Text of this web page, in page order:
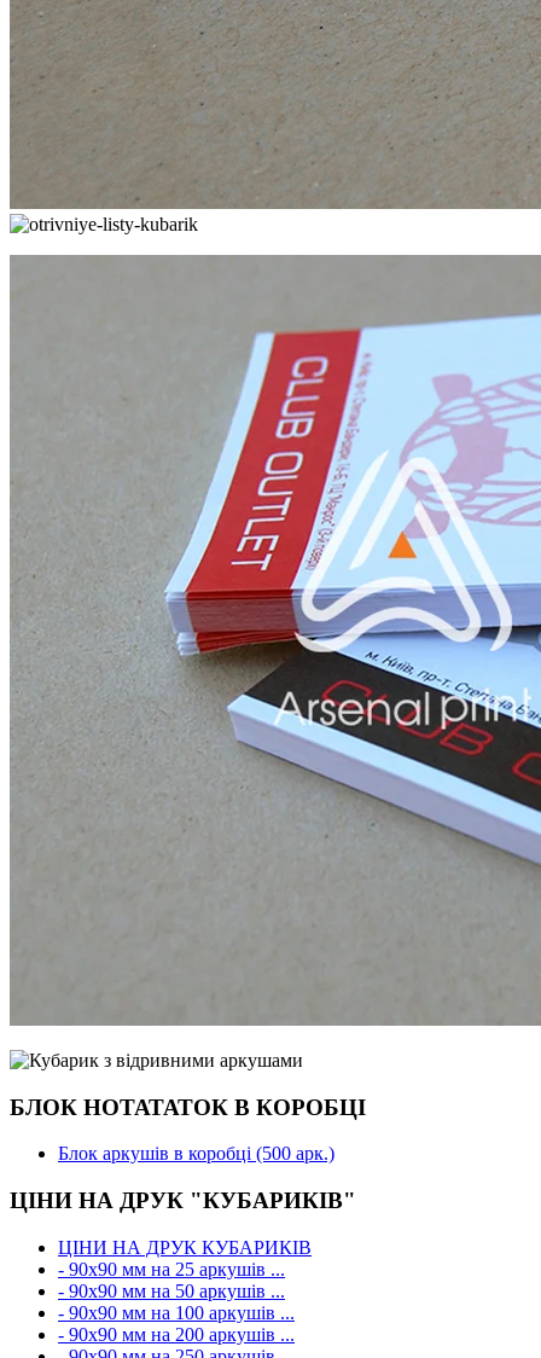
БЛОК НОТАТАТОК В КОРОБЦІ
Блок аркушів в коробці (500 арк.)
ЦІНИ НА ДРУК "КУБАРИКІВ"
ЦІНИ НА ДРУК КУБАРИКІВ
- 90х90 мм на 25 аркушів ...
- 90х90 мм на 50 аркушів ...
- 90х90 мм на 100 аркушів ...
- 90х90 мм на 200 аркушів ...